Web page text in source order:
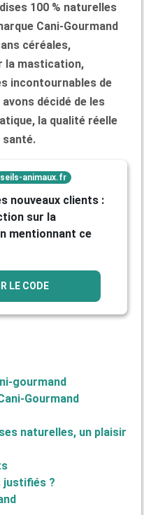
100 % naturelles
Cani-Gourmand
céréales,
la mastication,
incontournables de
décidé de les
la qualité réelle
animaux.fr
nouveaux clients :
sur la
mentionnant ce
LE CODE
gourmand
Gourmand
naturelles, un plaisir
justifiés ?